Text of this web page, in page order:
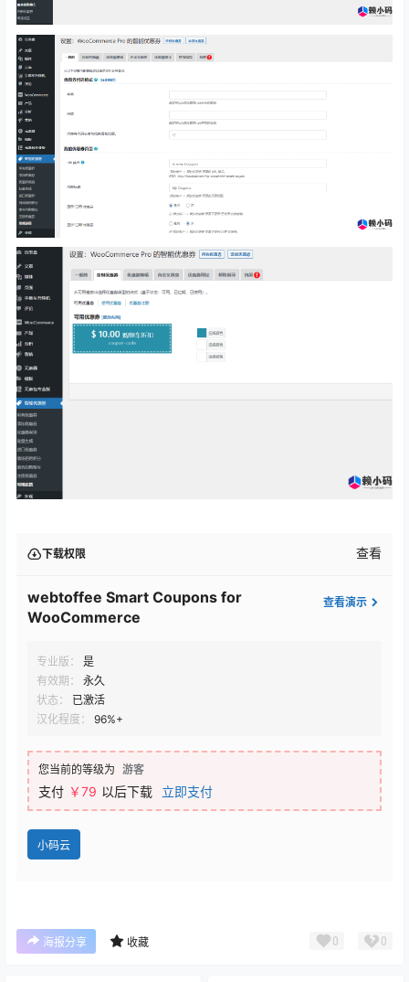
下载权限 查看
webtoffee Smart Coupons for
WooCommerce
查看演示
专业版：
是
有效期：
永久
状态：
已激活
汉化程度：
96%+
您当前的等级为 游客
支付 ￥79 以后下载 立即支付
小码云
海报分享 收藏 0 0